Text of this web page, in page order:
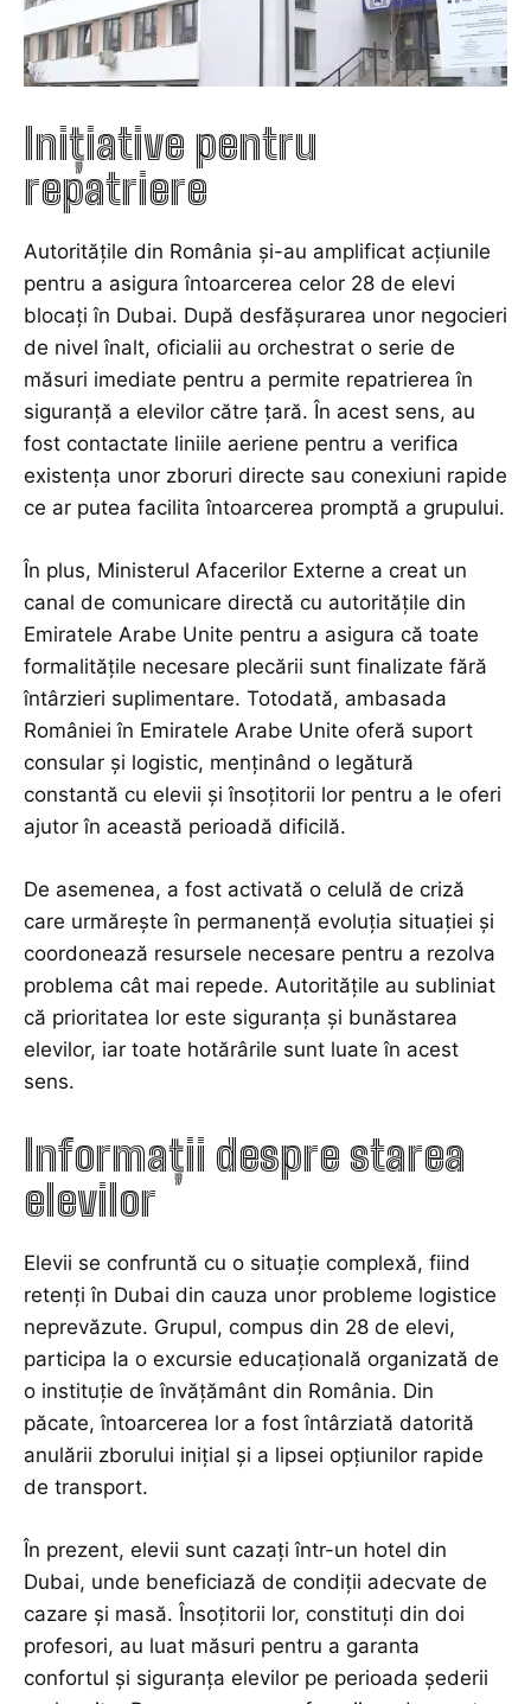
Inițiative pentru
repatriere
Autoritățile din România și-au amplificat acțiunile
pentru a asigura întoarcerea celor 28 de elevi
blocați în Dubai. După desfășurarea unor negocieri
de nivel înalt, oficialii au orchestrat o serie de
măsuri imediate pentru a permite repatrierea în
siguranță a elevilor către țară. În acest sens, au
fost contactate liniile aeriene pentru a verifica
existența unor zboruri directe sau conexiuni rapide
ce ar putea facilita întoarcerea promptă a grupului.
În plus, Ministerul Afacerilor Externe a creat un
canal de comunicare directă cu autoritățile din
Emiratele Arabe Unite pentru a asigura că toate
formalitățile necesare plecării sunt finalizate fără
întârzieri suplimentare. Totodată, ambasada
României în Emiratele Arabe Unite oferă suport
consular și logistic, menținând o legătură
constantă cu elevii și însoțitorii lor pentru a le oferi
ajutor în această perioadă dificilă.
De asemenea, a fost activată o celulă de criză
care urmărește în permanență evoluția situației și
coordonează resursele necesare pentru a rezolva
problema cât mai repede. Autoritățile au subliniat
că prioritatea lor este siguranța și bunăstarea
elevilor, iar toate hotărârile sunt luate în acest
sens.
Informații despre starea
elevilor
Elevii se confruntă cu o situație complexă, fiind
retenți în Dubai din cauza unor probleme logistice
neprevăzute. Grupul, compus din 28 de elevi,
participa la o excursie educațională organizată de
o instituție de învățământ din România. Din
păcate, întoarcerea lor a fost întârziată datorită
anulării zborului inițial și a lipsei opțiunilor rapide
de transport.
În prezent, elevii sunt cazați într-un hotel din
Dubai, unde beneficiază de condiții adecvate de
cazare și masă. Însoțitorii lor, constituți din doi
profesori, au luat măsuri pentru a garanta
confortul și siguranța elevilor pe perioada șederii